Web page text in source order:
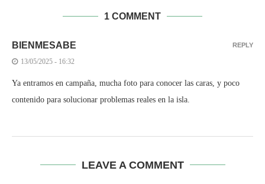
1 COMMENT
BIENMESABE
13/05/2025 - 16:32
Ya entramos en campaña, mucha foto para conocer las caras, y poco
contenido para solucionar problemas reales en la isla.
REPLY
LEAVE A COMMENT